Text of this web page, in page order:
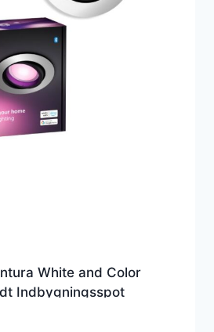
White and Color
Indbygningsspot